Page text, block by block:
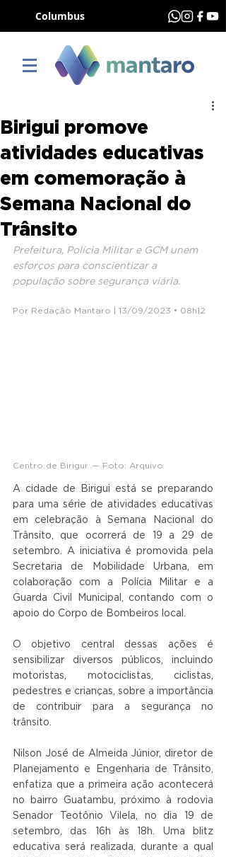
Columbus
Birigui promove
atividades educativas
em comemoração à
Semana Nacional do
Trânsito
Prefeitura, Polícia Militar e GCM unem
esforços para conscientizar a
população sobre segurança viária.
Por Redação Mantaro | 13/09/2023 • 08h12
Centro de Birigui. — Foto: Arquivo
A cidade de Birigui está se preparando
para uma série de atividades educativas
em celebração à Semana Nacional do
Trânsito, que ocorrerá de 19 a 29 de
setembro. A iniciativa é promovida pela
Secretaria de Mobilidade Urbana, em
colaboração com a Polícia Militar e a
Guarda Civil Municipal, contando com o
apoio do Corpo de Bombeiros local.
O objetivo central dessas ações é
sensibilizar diversos públicos, incluindo
motoristas, motociclistas, ciclistas,
pedestres e crianças, sobre a importância
de contribuir para a segurança no
trânsito.
Nilson José de Almeida Júnior, diretor de
Planejamento e Engenharia de Trânsito,
enfatiza que a primeira ação acontecerá
no bairro Guatambu, próximo à rodovia
Senador Teotônio Vilela, no dia 19 de
setembro, das 16h às 18h. Uma blitz
educativa será realizada, durante a qual